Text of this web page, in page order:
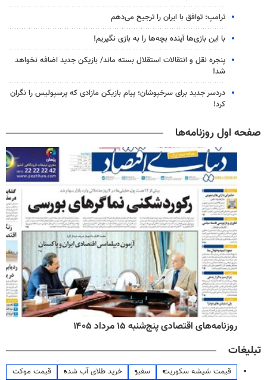
ترامپ: توافق با ایران را ترجیح می‌دهم
با این بازی‌ها آینده بچه‌ها را به بازی نگیریم!
پنجره‌ نقل و انتقالات استقلال بسته ماند/ بازیکن جدید اضافه نخواهد
شد!
دردسر جدید برای سرخپوشان؛ پیام بازیکن مازادی که پرسپولیس را نگران
کرد!
صفحه اول روزنامه‌ها
روزنامه‌های اقتصادی پنج‌شنبه ۱۵ مرداد ۱۴۰۵
تبلیغات
قیمت شیشه سکوریت سفیر خرید طلای آب شده
قیمت موکت